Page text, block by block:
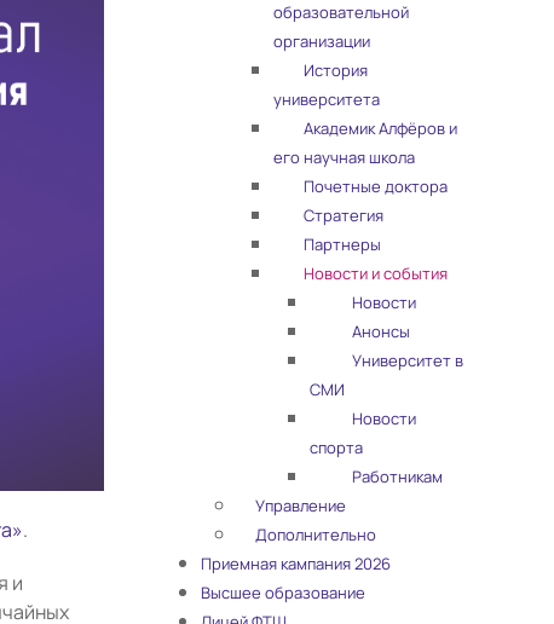
.
и
образовательной
организации
История
университета
Академик Алфёров и
его научная школа
Почетные доктора
Стратегия
Партнеры
Новости и события
Новости
Анонсы
Университет в
СМИ
Новости
спорта
Работникам
Управление
Дополнительно
Приемная кампания 2026
Высшее образование